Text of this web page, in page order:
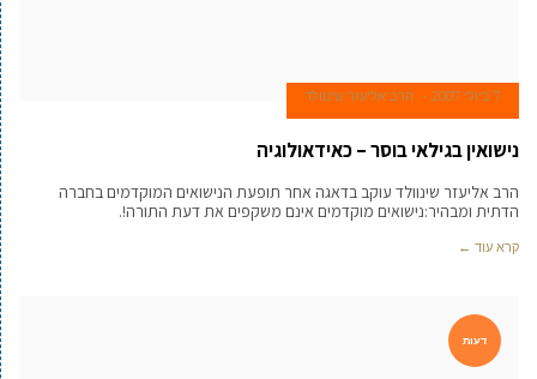
7 ביולי 2007 הרב אליעזר שינוולד
נישואין בגילאי בוסר – כאידאולוגיה
הרב אליעזר שינוולד עוקב בדאגה אחר תופעת הנישואים המוקדמים בחברה
הדתית ומבהיר:נישואים מוקדמים אינם משקפים את דעת התורה!.
קרא עוד ←
דעות